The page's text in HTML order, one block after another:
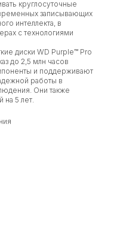
круглосуточные
записывающих
интеллекта, в
с технологиями
диски WD Purple™ Pro
до 2,5 млн часов
и поддерживают
работы в
Они также
на 5 лет.